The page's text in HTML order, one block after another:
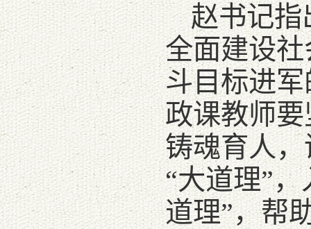
赵书记指
全面建设
斗目标进
政课教师
铸魂育人
“大道理”
道理”，帮